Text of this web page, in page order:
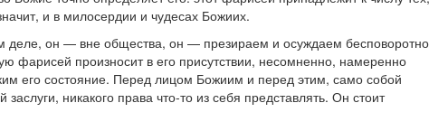
и в милосердии и чудесах Божиих.
деле, он — вне общества, он — презираем и осуждаем бесповоротно
произносит в его присутствии, несомненно, намеренно
его состояние. Перед лицом Божиим и перед этим, само собой
никакого права что-то из себя представлять. Он стоит